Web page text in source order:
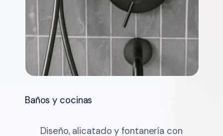
Baños y cocinas
Diseño, alicatado y fontanería con